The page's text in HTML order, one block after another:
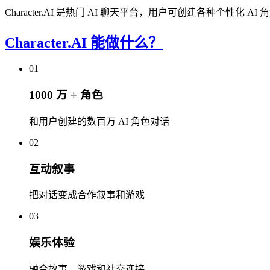
Character.AI 是热门 AI 聊天平台，用户可创建各种个性化 AI 角
Character.AI 能做什么？
01
1000 万 + 角色
和用户创建的数百万 AI 角色对话
02
互动叙事
把对话变成合作叙事和游戏
03
娱乐体验